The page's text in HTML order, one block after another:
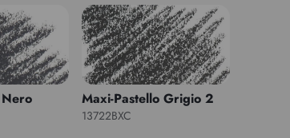
Maxi-Pastello Grigio 2
13722BXC